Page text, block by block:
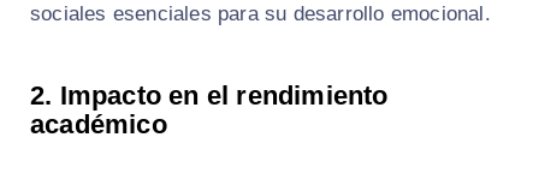
sociales esenciales para su desarrollo emocional.
2. Impacto en el rendimiento
académico